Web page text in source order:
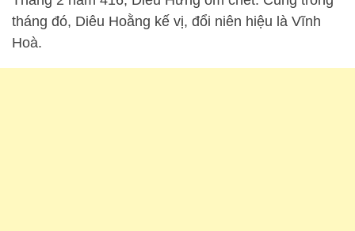
tháng đó, Diêu Hoằng kế vị, đổi niên hiệu là Vĩnh
Hoà.